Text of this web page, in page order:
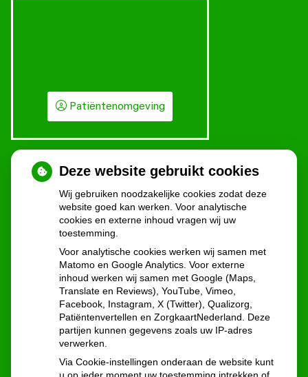
Patiëntenomgeving
U heeft geen toestemming gegeven voor
externe inhouddie nodig is om dit te
zien.
Cookie-instellingen wijzigen
Deze website gebruikt cookies
Wij gebruiken noodzakelijke cookies zodat deze
website goed kan werken. Voor analytische
cookies en externe inhoud vragen wij uw
toestemming.
Voor analytische cookies werken wij samen met
Matomo en Google Analytics. Voor externe
inhoud werken wij samen met Google (Maps,
Translate en Reviews), YouTube, Vimeo,
Facebook, Instagram, X (Twitter), Qualizorg,
Patiëntenvertellen en ZorgkaartNederland. Deze
partijen kunnen gegevens zoals uw IP-adres
verwerken.
Via Cookie-instellingen onderaan de website kunt